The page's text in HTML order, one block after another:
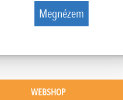
Megnézem
WEBSHOP